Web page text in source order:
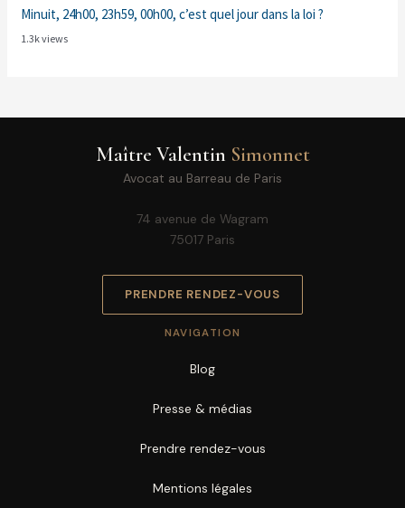
Minuit, 24h00, 23h59, 00h00, c’est quel jour dans la loi ?
1.3k views
Maître Valentin Simonnet
Avocat au Barreau de Paris
74 avenue de Wagram
75017 Paris
PRENDRE RENDEZ-VOUS
NAVIGATION
Blog
Presse & médias
Prendre rendez-vous
Mentions légales